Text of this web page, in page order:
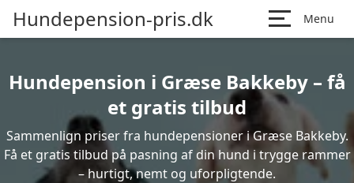
Hundepension-pris.dk Menu
Hundepension i Græse Bakkeby – få
et gratis tilbud
Sammenlign priser fra hundepensioner i Græse Bakkeby.
Få et gratis tilbud på pasning af din hund i trygge rammer
– hurtigt, nemt og uforpligtende.